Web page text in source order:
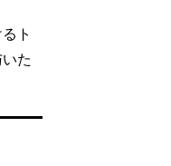
ト
た